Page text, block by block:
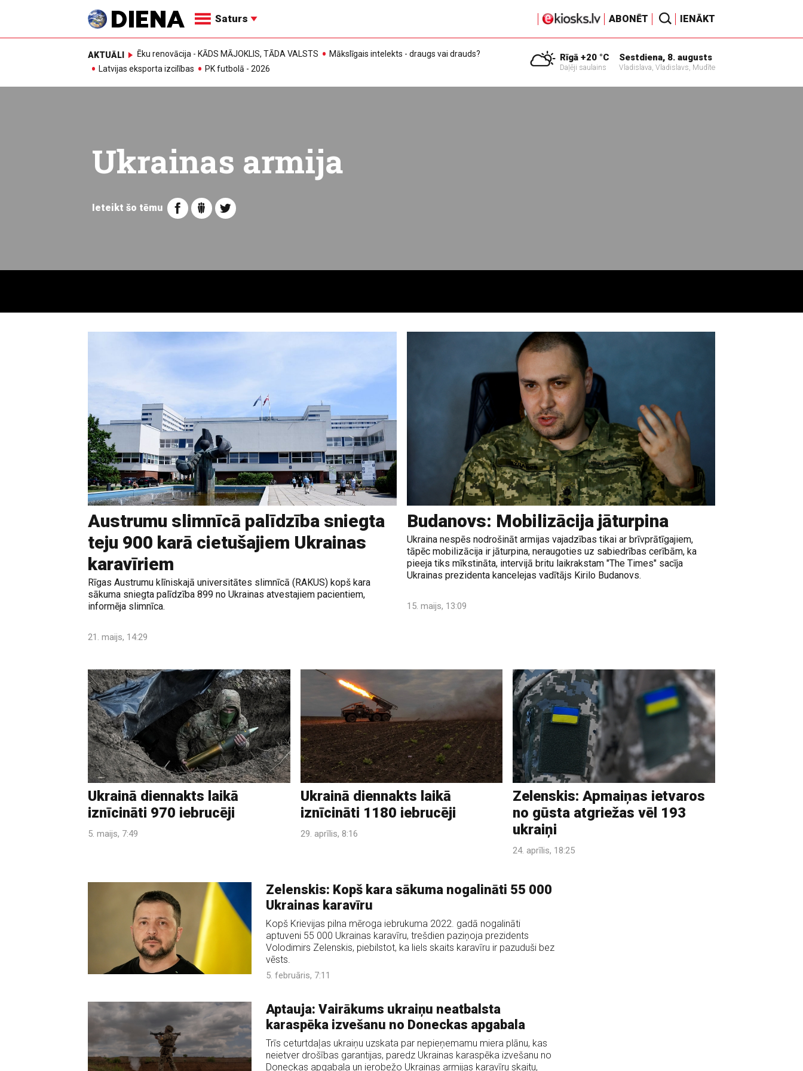
Saturs ABONĒT IENĀKT
AKTUĀLI Ēku renovācija - KĀDS MĀJOKLIS, TĀDA VALSTS
Mākslīgais intelekts - draugs vai drauds?
Latvijas eksporta izcilības
PK futbolā - 2026
Rīgā +20 °C
Daļēji saulains
Sestdiena, 8. augusts
Vladislava, Vladislavs, Mudīte
Ukrainas armija
Ieteikt šo tēmu
Austrumu slimnīcā palīdzība sniegta
teju 900 karā cietušajiem Ukrainas
karavīriem
Rīgas Austrumu klīniskajā universitātes slimnīcā (RAKUS) kopš kara
sākuma sniegta palīdzība 899 no Ukrainas atvestajiem pacientiem,
informēja slimnīca.
21. maijs, 14:29
Budanovs: Mobilizācija jāturpina
Ukraina nespēs nodrošināt armijas vajadzības tikai ar brīvprātīgajiem,
tāpēc mobilizācija ir jāturpina, neraugoties uz sabiedrības cerībām, ka
pieeja tiks mīkstināta, intervijā britu laikrakstam "The Times" sacīja
Ukrainas prezidenta kancelejas vadītājs Kirilo Budanovs.
15. maijs, 13:09
Ukrainā diennakts laikā
iznīcināti 970 iebrucēji
5. maijs, 7:49
Ukrainā diennakts laikā
iznīcināti 1180 iebrucēji
29. aprīlis, 8:16
Zelenskis: Apmaiņas ietvaros
no gūsta atgriežas vēl 193
ukraiņi
24. aprīlis, 18:25
Zelenskis: Kopš kara sākuma nogalināti 55 000
Ukrainas karavīru
Kopš Krievijas pilna mēroga iebrukuma 2022. gadā nogalināti
aptuveni 55 000 Ukrainas karavīru, trešdien paziņoja prezidents
Volodimirs Zelenskis, piebilstot, ka liels skaits karavīru ir pazuduši bez
vēsts.
5. februāris, 7:11
Aptauja: Vairākums ukraiņu neatbalsta
karaspēka izvešanu no Doneckas apgabala
Trīs ceturtdaļas ukraiņu uzskata par nepieņemamu miera plānu, kas
neietver drošības garantijas, paredz Ukrainas karaspēka izvešanu no
Doneckas apgabala un ierobežo Ukrainas armijas karavīru skaitu,